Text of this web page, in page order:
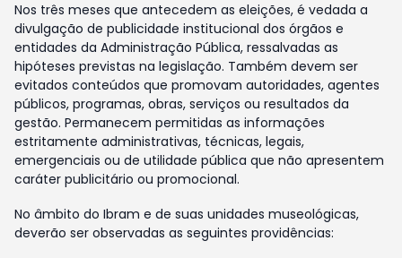
Nos três meses que antecedem as eleições, é vedada a
divulgação de publicidade institucional dos órgãos e
entidades da Administração Pública, ressalvadas as
hipóteses previstas na legislação. Também devem ser
evitados conteúdos que promovam autoridades, agentes
públicos, programas, obras, serviços ou resultados da
gestão. Permanecem permitidas as informações
estritamente administrativas, técnicas, legais,
emergenciais ou de utilidade pública que não apresentem
caráter publicitário ou promocional.
No âmbito do Ibram e de suas unidades museológicas,
deverão ser observadas as seguintes providências: